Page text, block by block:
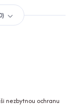
nezbytnou ochranu